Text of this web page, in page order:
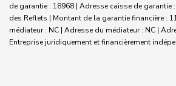
de garantie : 18968 | Adresse caisse de garantie
des Reflets | Montant de la garantie financière :
médiateur : NC | Adresse du médiateur : NC |
Entreprise juridiquement et financièrement